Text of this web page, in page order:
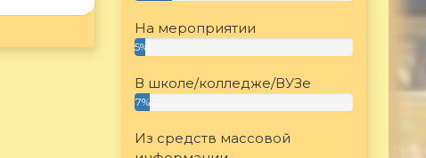
На мероприятии
5%
В школе/колледже/ВУЗе
7%
Из средств массовой